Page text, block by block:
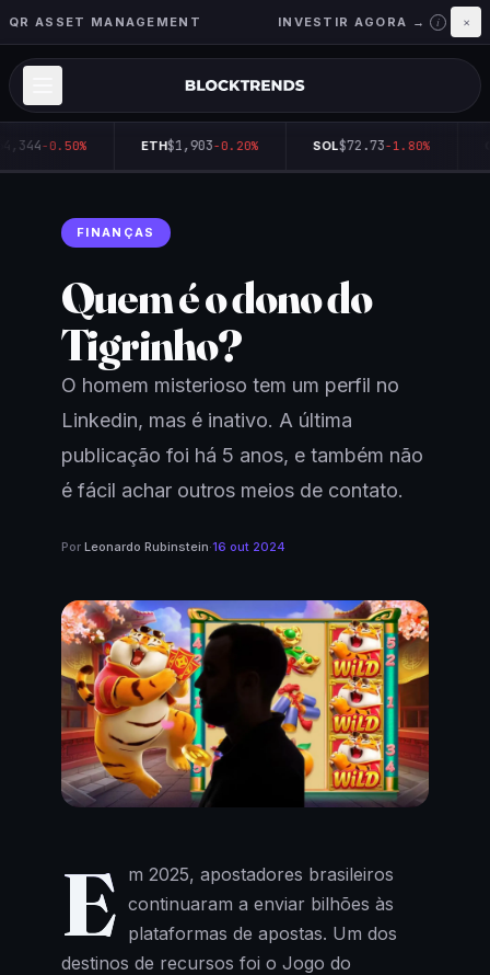
QR ASSET MANAGEMENT INVESTIR AGORA → i ×
-0.50% ETH$1,903-0.20% SOL$72.73-1.80%
FINANÇAS
Quem é o dono do
Tigrinho?
O homem misterioso tem um perfil no
Linkedin, mas é inativo. A última
publicação foi há 5 anos, e também não
é fácil achar outros meios de contato.
Por Leonardo Rubinstein·16 out 2024
E m 2025, apostadores brasileiros
continuaram a enviar bilhões às
plataformas de apostas. Um dos
destinos de recursos foi o Jogo do